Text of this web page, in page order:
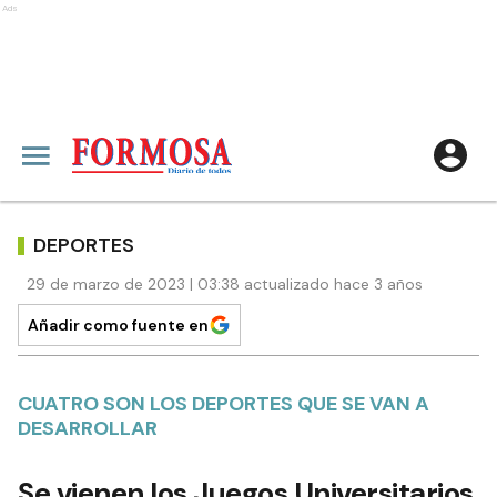
Ads
DEPORTES
29 de marzo de 2023 | 03:38 actualizado hace 3 años
Añadir como fuente en
CUATRO SON LOS DEPORTES QUE SE VAN A
DESARROLLAR